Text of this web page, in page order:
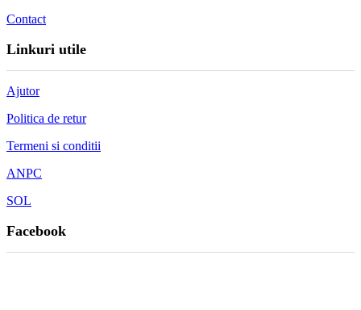
Contact
Linkuri utile
Ajutor
Politica de retur
Termeni si conditii
ANPC
SOL
Facebook